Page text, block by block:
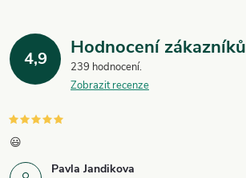
4,9 Hodnocení zákazníků
239 hodnocení
Zobrazit recenze
Pavla Jandikova
😃